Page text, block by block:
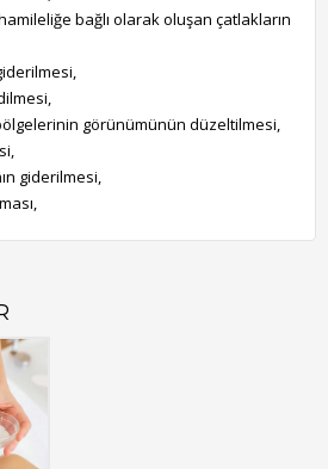
bağlı olarak oluşan çatlakların
görünümünün düzeltilmesi,
giderilmesi,